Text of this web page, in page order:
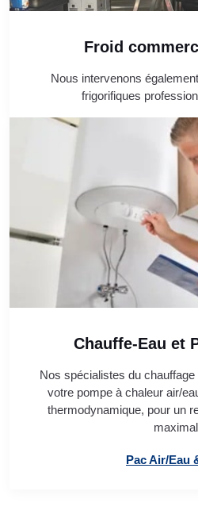
Froid
Nous intervenons
frigorifiques
Chauffe-Eau et
Nos spécialistes du
votre pompe à chaleur air/
thermodynamique, pour un
Pac Air/Eau